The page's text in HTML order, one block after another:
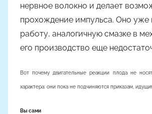
т
о
р
о
нервное волокно и делает
прохождение импульса. Оно уже
работу, аналогичную смазке в
его производство еще
Вот почему двигательные реакции плода не
характера: они пока не подчиняются приказам,
Вы сами